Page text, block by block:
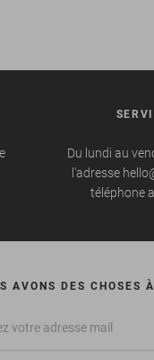
Du lundi au
l'adresse
téléphone
AVONS DES CHOSES